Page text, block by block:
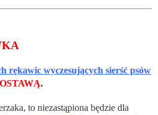
rękawic wyczesujących sierść psów
.
to niezastąpiona będzie dla